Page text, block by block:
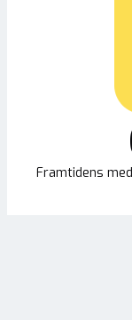
Framtidens